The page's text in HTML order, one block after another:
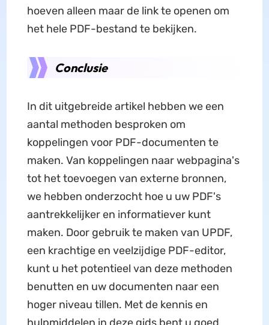
hoeven alleen maar de link te openen om
het hele PDF-bestand te bekijken.
Conclusie
In dit uitgebreide artikel hebben we een
aantal methoden besproken om
koppelingen voor PDF-documenten te
maken. Van koppelingen naar webpagina's
tot het toevoegen van externe bronnen,
we hebben onderzocht hoe u uw PDF's
aantrekkelijker en informatiever kunt
maken. Door gebruik te maken van UPDF,
een krachtige en veelzijdige PDF-editor,
kunt u het potentieel van deze methoden
benutten en uw documenten naar een
hoger niveau tillen. Met de kennis en